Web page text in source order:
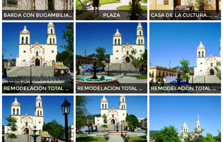
BARDA CON BUGAMBILIAS....35 mm PLAZA CASA DE LA CULTURA.... 35 mm
REMODELACION TOTAL DE PLAZA OCAMPO (2010) REMODELACION TOTAL DE PLAZA OCAMPO (2010) REMODELACION TOTAL DE PLAZA OCAMPO (2010)